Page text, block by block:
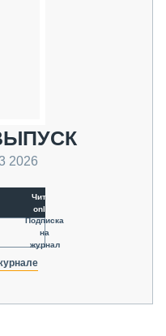
2026
Читать
online
Подписка
на
журнал